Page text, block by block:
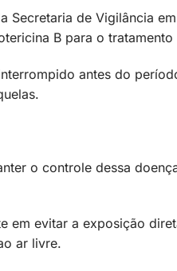
Secretaria de Vigilância
B para o
antes do
o controle dessa
em evitar a exposição
ar livre.